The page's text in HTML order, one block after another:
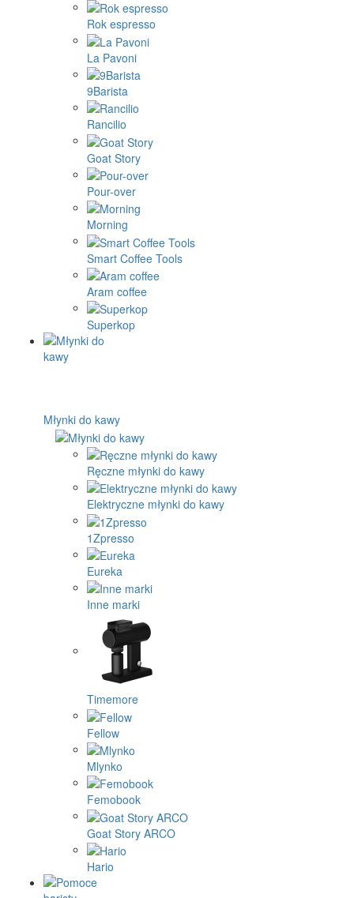
Rok espresso
La Pavoni
9Barista
Rancilio
Goat Story
Pour-over
Morning
Smart Coffee Tools
Aram coffee
Superkop
Młynki do kawy
Ręczne młynki do kawy
Elektryczne młynki do kawy
1Zpresso
Eureka
Inne marki
Timemore
Fellow
Mlynko
Femobook
Goat Story ARCO
Hario